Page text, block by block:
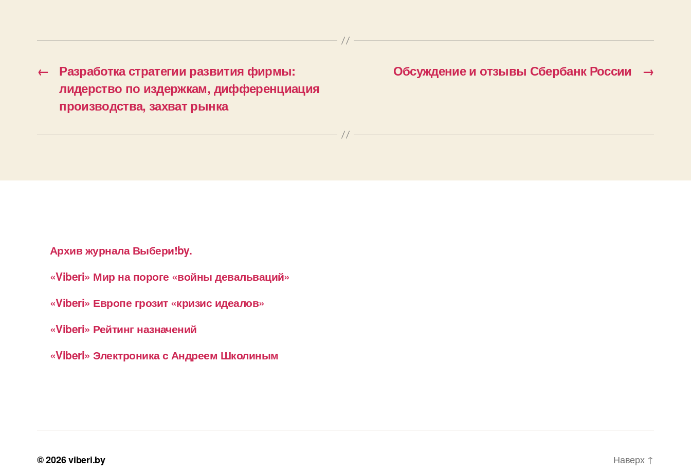
←
Разработка стратегии развития фирмы:
лидерство по издержкам, дифференциация
производства, захват рынка
→
Обсуждение и отзывы Сбербанк России
Архив журнала Выбери!by.
«Viberi» Мир на пороге «войны девальваций»
«Viberi» Европе грозит «кризис идеалов»
«Viberi» Рейтинг назначений
«Viberi» Электроника с Андреем Школиным
© 2026viberi.by Наверх ↑